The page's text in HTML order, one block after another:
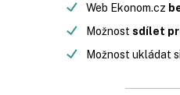
Web Ekonom.cz
Možnost sdílet
Možnost ukládat